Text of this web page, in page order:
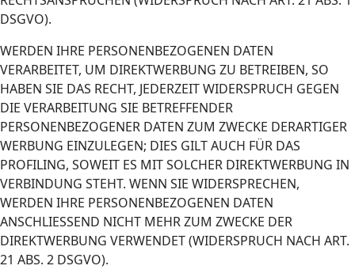
DSGVO).
WERDEN IHRE PERSONENBEZOGENEN DATEN
VERARBEITET, UM DIREKTWERBUNG ZU BETREIBEN, SO
HABEN SIE DAS RECHT, JEDERZEIT WIDERSPRUCH GEGEN
DIE VERARBEITUNG SIE BETREFFENDER
PERSONENBEZOGENER DATEN ZUM ZWECKE DERARTIGER
WERBUNG EINZULEGEN; DIES GILT AUCH FÜR DAS
PROFILING, SOWEIT ES MIT SOLCHER DIREKTWERBUNG IN
VERBINDUNG STEHT. WENN SIE WIDERSPRECHEN,
WERDEN IHRE PERSONENBEZOGENEN DATEN
ANSCHLIESSEND NICHT MEHR ZUM ZWECKE DER
DIREKTWERBUNG VERWENDET (WIDERSPRUCH NACH ART.
21 ABS. 2 DSGVO).